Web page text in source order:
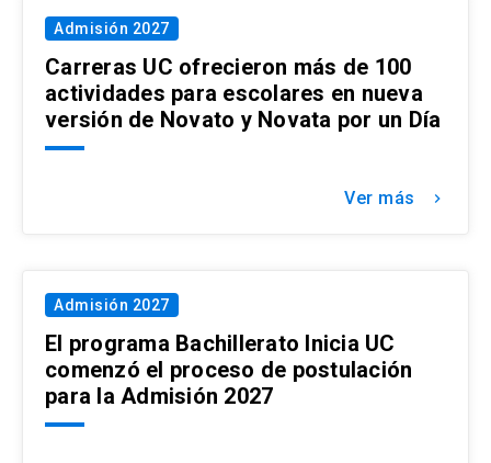
Admisión 2027
Carreras UC ofrecieron más de 100
actividades para escolares en nueva
versión de Novato y Novata por un Día
Ver más keyboard_arrow_right
Admisión 2027
El programa Bachillerato Inicia UC
comenzó el proceso de postulación
para la Admisión 2027